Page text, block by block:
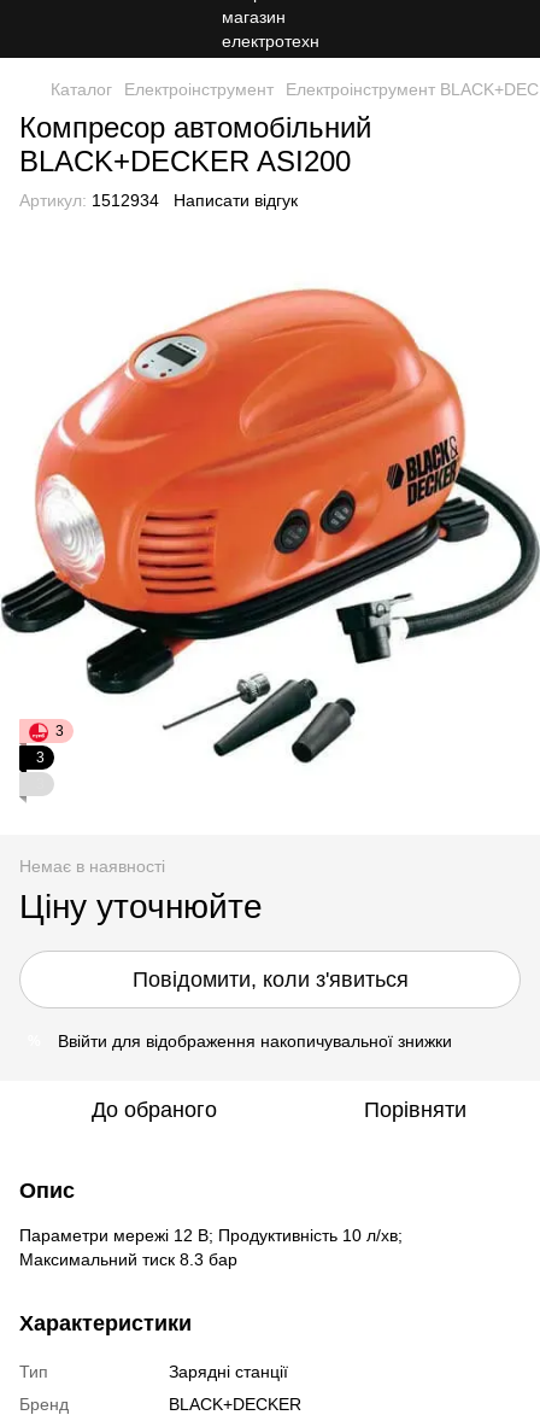
Каталог Електроінструмент Електроінструмент
Компресор автомобільний
BLACK+DECKER ASI200
Артикул: 1512934 Написати відгук
3
3
Немає в наявності
Ціну уточнюйте
Повідомити, коли з'явиться
Ввійти для відображення накопичувальної знижки
До обраного Порівняти
Опис
Параметри мережі 12 В; Продуктивність 10 л/хв;
Максимальний тиск 8.3 бар
Характеристики
Тип
Зарядні станції
Бренд
BLACK+DECKER